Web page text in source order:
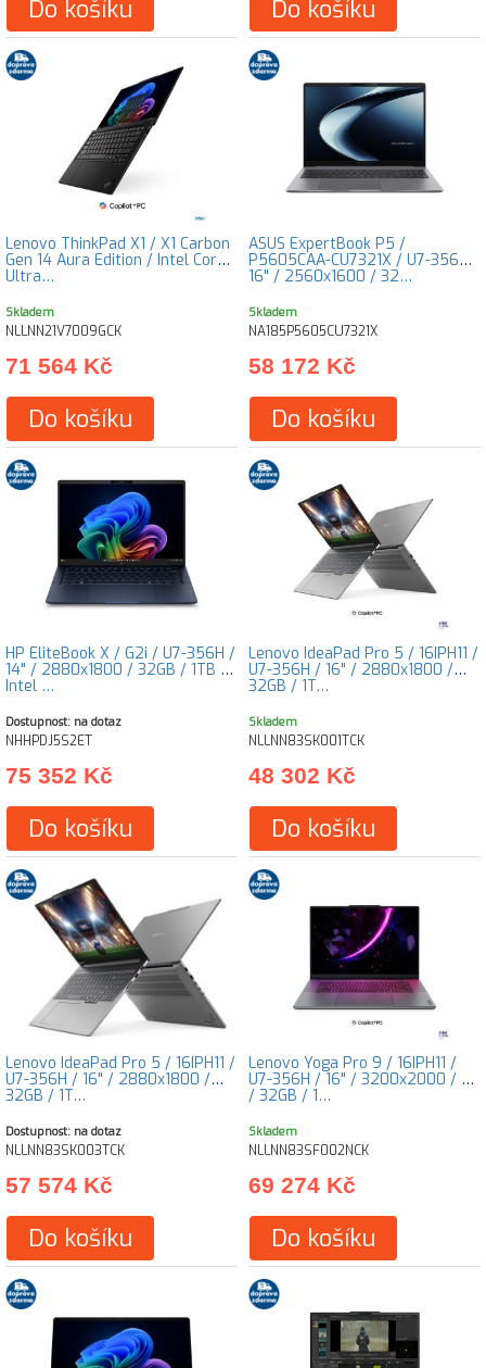
Do košíku Do košíku
Lenovo ThinkPad X1 / X1 Carbon
Gen 14 Aura Edition / Intel Core™
Ultra…
Skladem
NLLNN21V7009GCK
71 564 Kč
Do košíku
ASUS ExpertBook P5 /
P5605CAA-CU7321X / U7-356H /
16" / 2560x1600 / 32…
Skladem
NA185P5605CU7321X
58 172 Kč
Do košíku
HP EliteBook X / G2i / U7-356H /
14" / 2880x1800 / 32GB / 1TB /
Intel …
Dostupnost: na dotaz
NHHPDJ5S2ET
75 352 Kč
Do košíku
Lenovo IdeaPad Pro 5 / 16IPH11 /
U7-356H / 16" / 2880x1800 /
32GB / 1T…
Skladem
NLLNN83SK001TCK
48 302 Kč
Do košíku
Lenovo IdeaPad Pro 5 / 16IPH11 /
U7-356H / 16" / 2880x1800 /
32GB / 1T…
Dostupnost: na dotaz
NLLNN83SK003TCK
57 574 Kč
Do košíku
Lenovo Yoga Pro 9 / 16IPH11 /
U7-356H / 16" / 3200x2000 / T
/ 32GB / 1…
Skladem
NLLNN83SF002NCK
69 274 Kč
Do košíku